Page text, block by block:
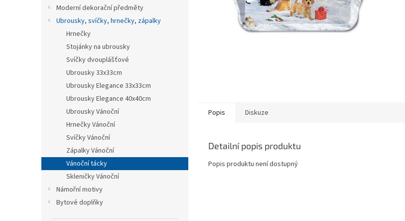
Moderní dekorační předměty
Ubrousky, svíčky, hrnečky, zápalky
Hrnečky
Stojánky na ubrousky
Svíčky dvouplášťové
Ubrousky 33x33cm
Ubrousky Elegance 33x33cm
Ubrousky Elegance 40x40cm
Ubrousky Vánoční
Hrnečky Vánoční
Svíčky Vánoční
Zápalky Vánoční
Vánoční tácky
Skleničky Vánoční
Námořní motivy
Bytové doplňky
Popis Diskuze
Detailní popis produktu
Popis produktu není dostupný